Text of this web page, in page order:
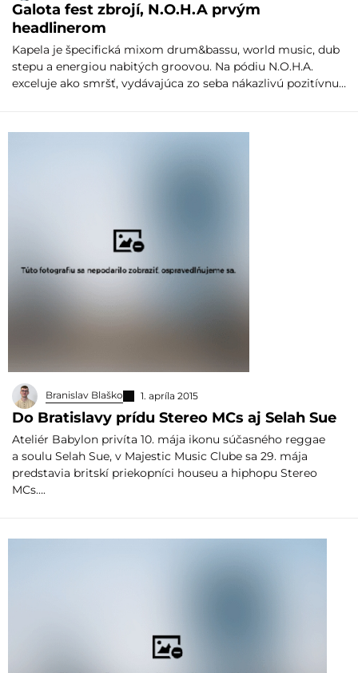
Galota fest zbrojí, N.O.H.A prvým
headlinerom
Kapela je špecifická mixom drum&bassu, world music, dub
stepu a energiou nabitých groovou. Na pódiu N.O.H.A.
exceluje ako smršť, vydávajúca zo seba nákazlivú pozitívnu…
Branislav Blaško 1. apríla 2015
Do Bratislavy prídu Stereo MCs aj Selah Sue
Ateliér Babylon privíta 10. mája ikonu súčasného reggae
a soulu Selah Sue, v Majestic Music Clube sa 29. mája
predstavia britskí priekopníci houseu a hiphopu Stereo
MCs….